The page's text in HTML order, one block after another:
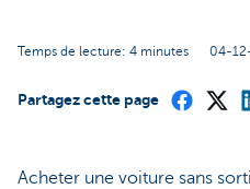
Temps de lecture: 4 minutes 04-
Partagez cette page
Acheter une voiture sans